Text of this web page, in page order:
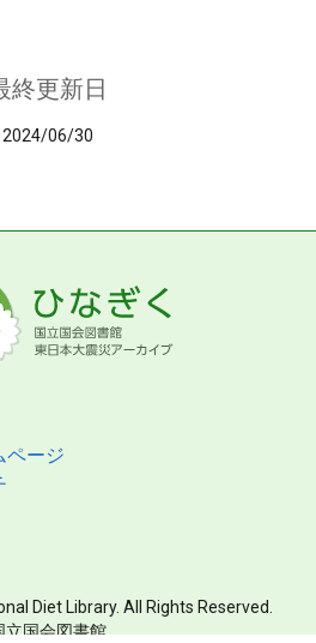
終更新日
2024/06/30
ページ
Diet Library. All Rights Reserved.